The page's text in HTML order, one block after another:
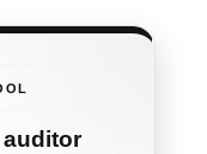
auditor